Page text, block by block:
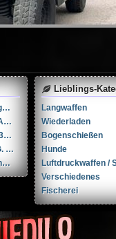
...Andere-Nicht angegeben Rohm mod. 17 .38 Special / 9x29mmR
MAS 1873 11x17R ...Andere/Nicht angegeben
Taurus | Forjas mod. 38 .38 Special / 9x29mmR
Rossi MOD. 357 MAG. ...Andere
Beretta 71 .22 LR Long Rifle
Lieblings-
Langwaffen
Wiederladen
Bogenschießen
Hunde
Luftdruckwaffen /
Verschiedenes
Fischerei